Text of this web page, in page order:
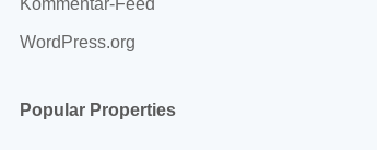
WordPress.org
Popular Properties